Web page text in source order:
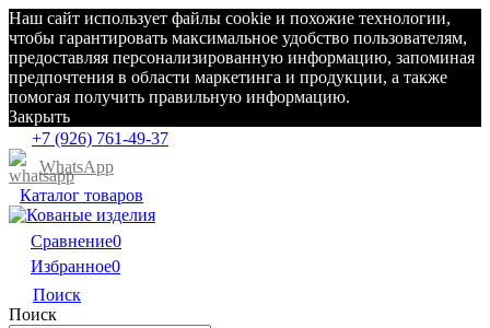
Наш сайт использует файлы cookie и похожие технологии,
чтобы гарантировать максимальное удобство пользователям,
предоставляя персонализированную информацию, запоминая
предпочтения в области маркетинга и продукции, а также
помогая получить правильную информацию.
Закрыть
+7 (926) 761-49-37
WhatsApp
Каталог товаров
Сравнение0
Избранное0
Поиск
Поиск